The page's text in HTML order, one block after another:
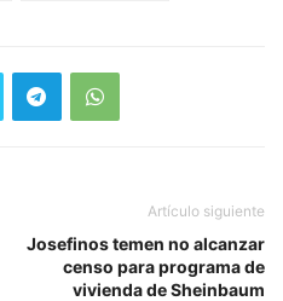
Artículo siguiente
Josefinos temen no alcanzar
censo para programa de
vivienda de Sheinbaum